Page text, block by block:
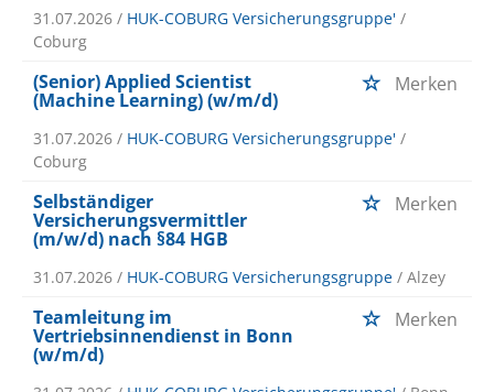
31.07.2026 / HUK-COBURG Versicherungsgruppe' /
Coburg
(Senior) Applied Scientist
(Machine Learning) (w/m/d)
Merken
31.07.2026 / HUK-COBURG Versicherungsgruppe' /
Coburg
Selbständiger
Versicherungsvermittler
(m/w/d) nach §84 HGB
Merken
31.07.2026 / HUK-COBURG Versicherungsgruppe / Alzey
Teamleitung im
Vertriebsinnendienst in Bonn
(w/m/d)
Merken